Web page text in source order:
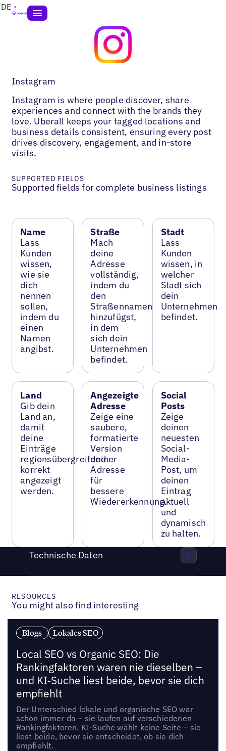
DE
Instagram
Instagram is where people discover, share
experiences and connect with the brands they
love. Uberall keeps your tagged locations and
business details consistent, ensuring every post
drives discovery, engagement, and in-store
visits.
SUPPORTED FIELDS
Supported fields for complete business listings
Name
Lass
Kunden
wissen,
wie sie
dich
nennen
sollen,
indem du
einen
Namen
angibst.
Straße
Mach
deine
Adresse
vollständig,
indem du
den
Straßennamen
hinzufügst,
in dem
sich dein
Unternehmen
befindet.
Stadt
Lass
Kunden
wissen, in
welcher
Stadt sich
dein
Unternehmen
befindet.
Land
Gib dein
Land an,
damit
deine
Einträge
regionsübergreifend
korrekt
angezeigt
werden.
Angezeigte
Adresse
Zeige eine
saubere,
formatierte
Version
deiner
Adresse
für
bessere
Wiedererkennung.
Social
Posts
Zeige
deinen
neuesten
Social-
Media-
Post, um
deinen
Eintrag
aktuell
und
dynamisch
zu halten.
Technische Daten
RESOURCES
You might also find interesting
Blogs Lokales SEO
Local SEO vs Organic SEO: Die
Rankingfaktoren waren nie dieselben –
und KI-Suche liest beide, bevor sie dich
empfiehlt
Der Unterschied lokale und organische SEO war
schon immer da – sie laufen auf verschiedenen
Rankingfaktoren. KI-Suche wählt keine Seite – sie
liest beide, bevor sie entscheidet, ob sie dich
empfiehlt.